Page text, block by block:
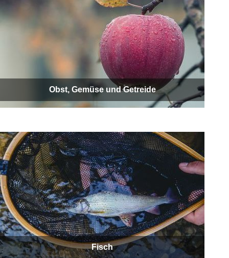
Obst, Gemüse und Getreide
Fisch